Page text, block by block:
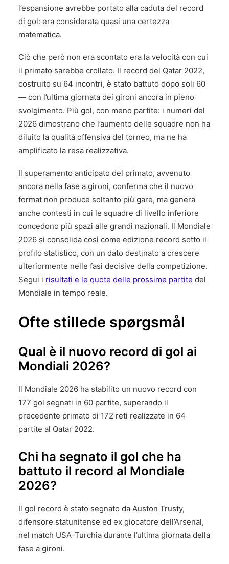
l’espansione avrebbe portato alla caduta del record
di gol: era considerata quasi una certezza
matematica.
Ciò che però non era scontato era la velocità con cui
il primato sarebbe crollato. Il record del Qatar 2022,
costruito su 64 incontri, è stato battuto dopo soli 60
— con l’ultima giornata dei gironi ancora in pieno
svolgimento. Più gol, con meno partite: i numeri del
2026 dimostrano che l’aumento delle squadre non ha
diluito la qualità offensiva del torneo, ma ne ha
amplificato la resa realizzativa.
Il superamento anticipato del primato, avvenuto
ancora nella fase a gironi, conferma che il nuovo
format non produce soltanto più gare, ma genera
anche contesti in cui le squadre di livello inferiore
concedono più spazi alle grandi nazionali. Il Mondiale
2026 si consolida così come edizione record sotto il
profilo statistico, con un dato destinato a crescere
ulteriormente nelle fasi decisive della competizione.
Segui i risultati e le quote delle prossime partite del
Mondiale in tempo reale.
Ofte stillede spørgsmål
Qual è il nuovo record di gol ai
Mondiali 2026?
Il Mondiale 2026 ha stabilito un nuovo record con
177 gol segnati in 60 partite, superando il
precedente primato di 172 reti realizzate in 64
partite al Qatar 2022.
Chi ha segnato il gol che ha
battuto il record al Mondiale
2026?
Il gol record è stato segnato da Auston Trusty,
difensore statunitense ed ex giocatore dell’Arsenal,
nel match USA-Turchia durante l’ultima giornata della
fase a gironi.